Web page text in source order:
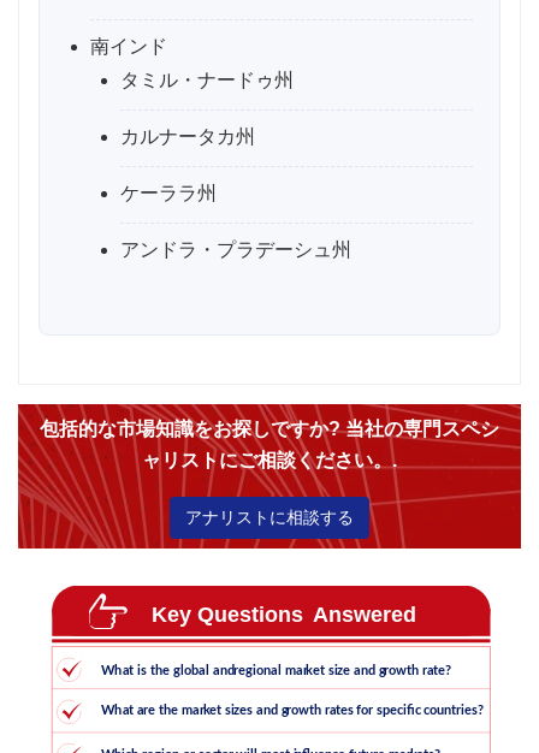
南インド
タミル・ナードゥ州
カルナータカ州
ケーララ州
アンドラ・プラデーシュ州
包括的な市場知識をお探しですか? 当社の専門スペシ
ャリストにご相談ください。.
アナリストに相談する